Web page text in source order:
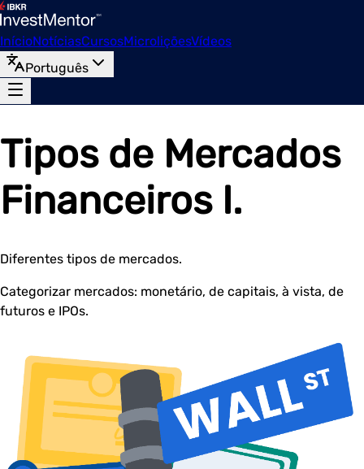
InícioNotíciasCursosMicroliçõesVídeos
Português
Tipos de Mercados
Financeiros I.
Diferentes tipos de mercados.
Categorizar mercados: monetário, de capitais, à vista, de
futuros e IPOs.